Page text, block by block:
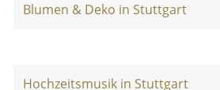
Blumen & Deko in Stuttgart
Hochzeitsmusik in Stuttgart